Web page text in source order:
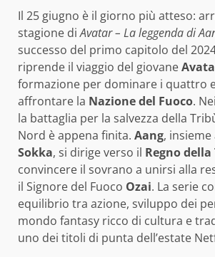
Il 25 giugno è il giorno più atteso:
stagione diAvatar – La leggenda di
successo del primo capitolo del
riprende il viaggio del giovane
formazione per dominare i quattro
affrontare la Nazione del Fuoco.
la battaglia per la salvezza della
Nord è appena finita. Aang, insieme
Sokka, si dirige verso il Regno della
convincere il sovrano a unirsi alla
il Signore del Fuoco Ozai. La serie
equilibrio tra azione, sviluppo dei
mondo fantasy ricco di cultura e
uno dei titoli di punta dell’estate